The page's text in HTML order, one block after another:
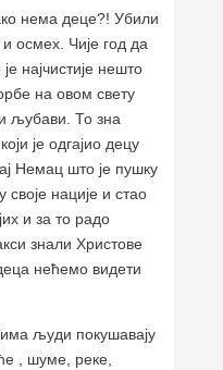
нема деце?! Убили
осмех. Чије год да
најчистије нешто
на овом свету
љубави. То зна
је одгајио децу
Немац што је пушку
своје нације и стао
и за то радо
знали Христове
нећемо видети
људи покушавају
, шуме, реке,